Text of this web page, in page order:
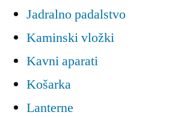
Jadralno padalstvo
Kaminski vložki
Kavni aparati
Košarka
Lanterne